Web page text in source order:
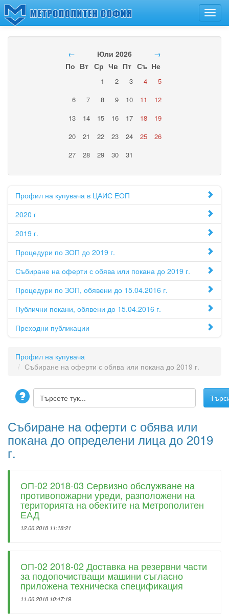
← Юли 2026
→
По Вт Ср Чв Пт Съ Не
1 2 3 4
5
6
7 8 9 10 11
12
13
14 15 16 17 18
19
20
21 22 23 24 25
26
27
28 29 30 31
Профил на купувача в ЦАИС ЕОП
2020 г
2019 г.
Процедури по ЗОП до 2019 г.
Събиране на оферти с обява или покана до 2019 г.
Процедури по ЗОП, обявени до 15.04.2016 г.
Публични покани, обявени до 15.04.2016 г.
Преходни публикации
Профил на купувача
Събиране на оферти с обява или покана до 2019 г.
Събиране на оферти с обява или
покана до определени лица до 2019
г.
ОП-02 2018-03 Сервизно обслужване на
противопожарни уреди, разположени на
територията на обектите на Метрополитен
ЕАД
12.06.2018 11:18:21
ОП-02 2018-02 Доставка на резервни части
за подопочистващи машини съгласно
приложена техническа спецификация
11.06.2018 10:47:19